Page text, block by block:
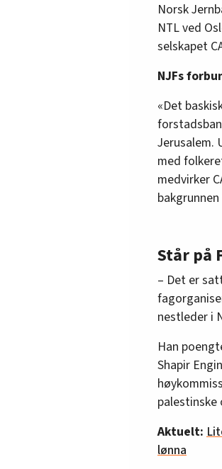
Norsk
NTL ved
selskapet
NJFs
«Det
Jerusalem.
med
medvirker
Står på
– Det er
nestleder i
Han
Shapir
palestinske
Aktuelt:
lønna